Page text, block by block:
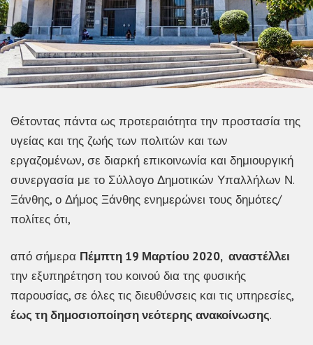
Θέτοντας πάντα ως προτεραιότητα την προστασία της
υγείας και της ζωής των πολιτών και των
εργαζομένων, σε διαρκή επικοινωνία και δημιουργική
συνεργασία με το Σύλλογο Δημοτικών Υπαλλήλων Ν.
Ξάνθης, ο Δήμος Ξάνθης ενημερώνει τους δημότες/
πολίτες ότι,
από σήμερα Πέμπτη 19 Μαρτίου 2020, αναστέλλει
την εξυπηρέτηση του κοινού δια της φυσικής
παρουσίας, σε όλες τις διευθύνσεις και τις υπηρεσίες,
έως τη δημοσιοποίηση νεότερης ανακοίνωσης.